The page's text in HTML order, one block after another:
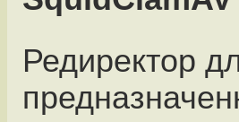
Редиректор